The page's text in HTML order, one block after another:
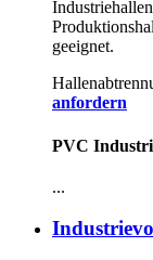
geeignet.
anfordern
PVC
...